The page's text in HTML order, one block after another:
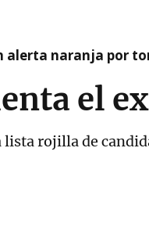
alerta naranja por
el
lista rojilla de